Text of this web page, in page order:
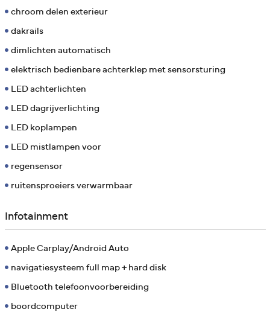
chroom delen exterieur
dakrails
dimlichten automatisch
elektrisch bedienbare achterklep met sensorsturing
LED achterlichten
LED dagrijverlichting
LED koplampen
LED mistlampen voor
regensensor
ruitensproeiers verwarmbaar
Infotainment
Apple Carplay/Android Auto
navigatiesysteem full map + hard disk
Bluetooth telefoonvoorbereiding
boordcomputer